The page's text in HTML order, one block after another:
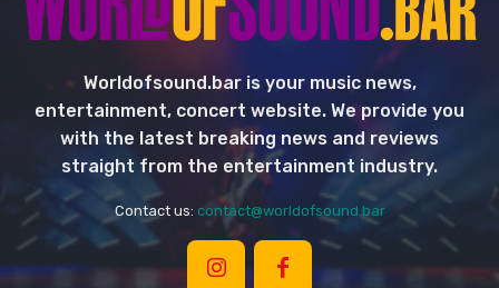
Worldofsound.bar is your music news,
entertainment, concert website. We provide you
with the latest breaking news and reviews
straight from the entertainment industry.
Contact us: contact@worldofsound.bar